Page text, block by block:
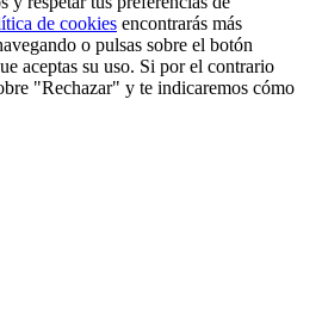
de cookies encontrarás más
o pulsas sobre el botón
aceptas su uso. Si por el contrario
"Rechazar" y te indicaremos cómo